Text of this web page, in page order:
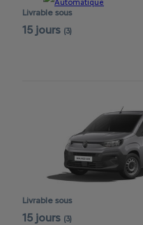
Livrable sous
15 jours (3)
Livrable sous
15 jours (3)